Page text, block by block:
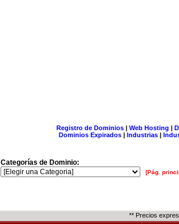
Registro de Dominios| Web Hosting |
Dominios Expirados | Industrias |
Categorías de Dominio:
[Pág.
** Precios